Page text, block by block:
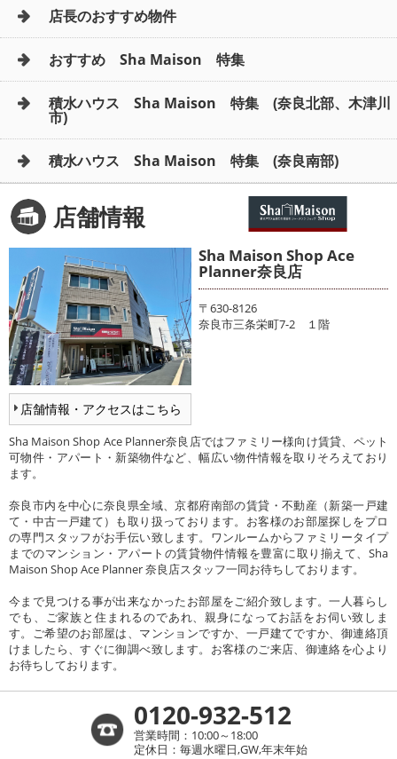
店長のおすすめ物件
おすすめ Sha Maison 特集
積水ハウス Sha Maison 特集 (奈良北部、木津川
市)
積水ハウス Sha Maison 特集 (奈良南部)
店舗情報
店舗情報・アクセスはこちら
Sha Maison Shop Ace
Planner奈良店
〒630-8126
奈良市三条栄町7-2 １階
Sha Maison Shop Ace Planner奈良店ではファミリー様向け賃貸、ペット
可物件・アパート・新築物件など、幅広い物件情報を取りそろえており
ます。
奈良市内を中心に奈良県全域、京都府南部の賃貸・不動産（新築一戸建
て・中古一戸建て）も取り扱っております。お客様のお部屋探しをプロ
の専門スタッフがお手伝い致します。ワンルームからファミリータイプ
までのマンション・アパートの賃貸物件情報を豊富に取り揃えて、Sha
Maison Shop Ace Planner 奈良店スタッフ一同お待ちしております。
今まで見つける事が出来なかったお部屋をご紹介致します。一人暮らし
でも、ご家族と住まれるのであれ、親身になってお話をお伺い致しま
す。ご希望のお部屋は、マンションですか、一戸建てですか、御連絡頂
けましたら、すぐに御調べ致します。お客様のご来店、御連絡を心より
お待ちしております。
0120-932-512
営業時間：10:00～18:00
定休日：毎週水曜日,GW,年末年始